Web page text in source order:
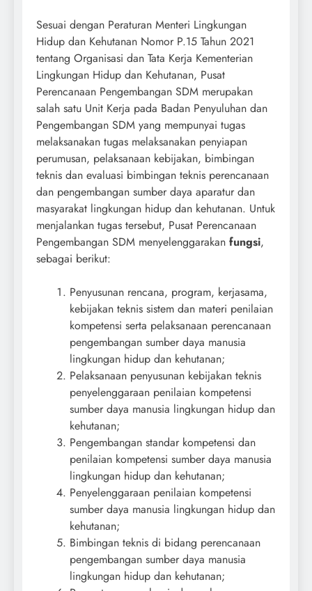
Sesuai dengan Peraturan Menteri Lingkungan
Hidup dan Kehutanan Nomor P.15 Tahun 2021
tentang Organisasi dan Tata Kerja Kementerian
Lingkungan Hidup dan Kehutanan, Pusat
Perencanaan Pengembangan SDM merupakan
salah satu Unit Kerja pada Badan Penyuluhan dan
Pengembangan SDM yang mempunyai tugas
melaksanakan tugas melaksanakan penyiapan
perumusan, pelaksanaan kebijakan, bimbingan
teknis dan evaluasi bimbingan teknis perencanaan
dan pengembangan sumber daya aparatur dan
masyarakat lingkungan hidup dan kehutanan. Untuk
menjalankan tugas tersebut, Pusat Perencanaan
Pengembangan SDM menyelenggarakan fungsi,
sebagai berikut:
Penyusunan rencana, program, kerjasama,
kebijakan teknis sistem dan materi penilaian
kompetensi serta pelaksanaan perencanaan
pengembangan sumber daya manusia
lingkungan hidup dan kehutanan;
Pelaksanaan penyusunan kebijakan teknis
penyelenggaraan penilaian kompetensi
sumber daya manusia lingkungan hidup dan
kehutanan;
Pengembangan standar kompetensi dan
penilaian kompetensi sumber daya manusia
lingkungan hidup dan kehutanan;
Penyelenggaraan penilaian kompetensi
sumber daya manusia lingkungan hidup dan
kehutanan;
Bimbingan teknis di bidang perencanaan
pengembangan sumber daya manusia
lingkungan hidup dan kehutanan;